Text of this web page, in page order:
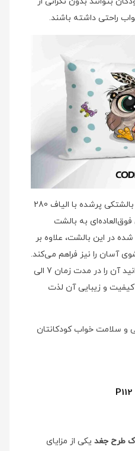
راحتی داشته باشند.
دارای بالشتکی پرشده با الیاف 280
به بالشت
در این بالشت، علاوه بر
آسان را نیز فراهم می‌کند.
با سفارش این بالشت، می‌توانید آن را در مدت زمان 7 الی
کیفیت و زیبایی آن لذت
و سلامت خواب کودکانتان
طرح جغد یکی از مزایای